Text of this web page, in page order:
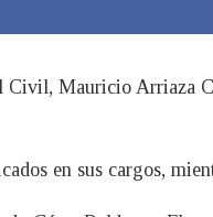
Mauricio Arriaza
en sus cargos,